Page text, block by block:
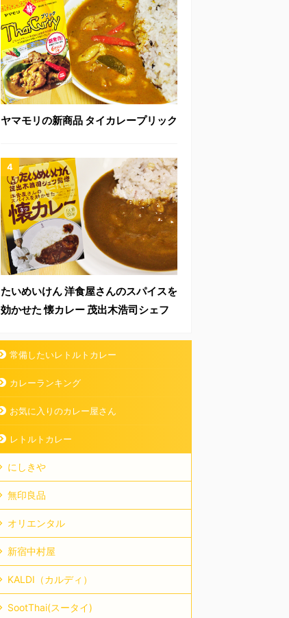
ヤマモリの新商品 タイカレープリック
たいめいけん 洋食屋さんのスパイスを
効かせた 懐カレー 茂出木浩司シェフ
常備したいレトルトカレー
カレーランキング
お気に入りのカレー屋さん
レトルトカレー
にしきや
無印良品
オリエンタル
新宿中村屋
KALDI（カルディ）
SootThai(スータイ)